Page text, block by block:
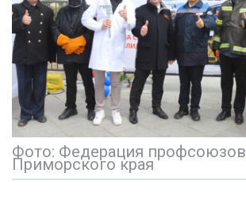
Фото: Федерация профсоюзов
Приморского края